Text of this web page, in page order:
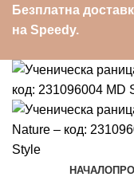
Безплатна
на Speedy.
НАЧАЛО